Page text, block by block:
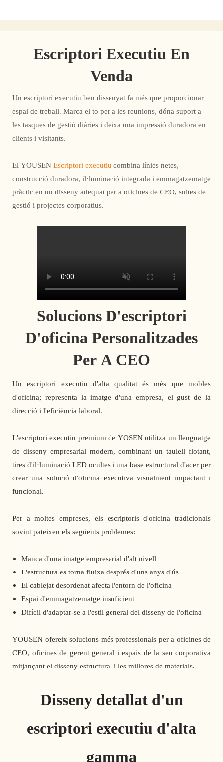
Escriptori Executiu En
Venda
Un escriptori executiu ben dissenyat fa més que proporcionar
espai de treball. Marca el to per a les reunions, dóna suport a
les tasques de gestió diàries i deixa una impressió duradora en
clients i visitants.
El YOUSEN Escriptori executiu combina línies netes,
construcció duradora, il·luminació integrada i emmagatzematge
pràctic en un disseny adequat per a oficines de CEO, suites de
gestió i projectes corporatius.
Solucions D'escriptori
D'oficina Personalitzades
Per A CEO
Un escriptori executiu d'alta qualitat és més que mobles
d'oficina; representa la imatge d'una empresa, el gust de la
direcció i l'eficiència laboral.
L'escriptori executiu premium de YOSEN utilitza un llenguatge
de disseny empresarial modern, combinant un taulell flotant,
tires d'il·luminació LED ocultes i una base estructural d'acer per
crear una solució d'oficina executiva visualment impactant i
funcional.
Per a moltes empreses, els escriptoris d'oficina tradicionals
sovint pateixen els següents problemes:
Manca d'una imatge empresarial d'alt nivell
L'estructura es torna fluixa després d'uns anys d'ús
El cablejat desordenat afecta l'entorn de l'oficina
Espai d'emmagatzematge insuficient
Difícil d'adaptar-se a l'estil general del disseny de l'oficina
YOUSEN ofereix solucions més professionals per a oficines de
CEO, oficines de gerent general i espais de la seu corporativa
mitjançant el disseny estructural i les millores de materials.
Disseny detallat d'un
escriptori executiu d'alta
gamma